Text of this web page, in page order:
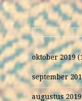
oktober 2019
september
augustus 2019